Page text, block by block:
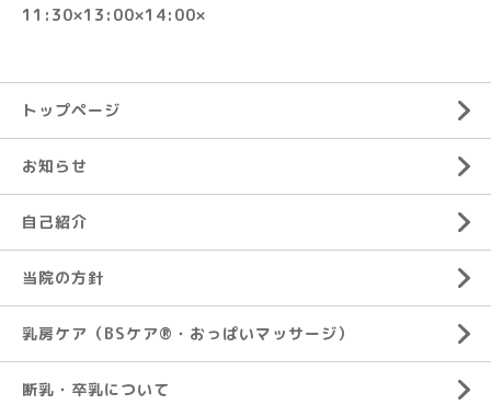
11:30×13:00×14:00×
トップページ
お知らせ
自己紹介
当院の方針
乳房ケア（BSケア®︎・おっぱいマッサージ）
断乳・卒乳について